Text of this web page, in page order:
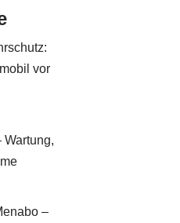
vor
Wartung,
–